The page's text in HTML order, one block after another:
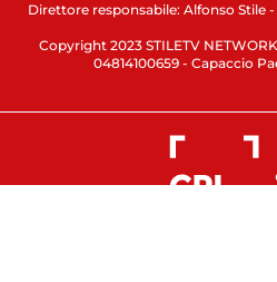
Direttore responsabile: Alfonso Stile
Copyright 2023 STILETV
04814100659 - Capaccio